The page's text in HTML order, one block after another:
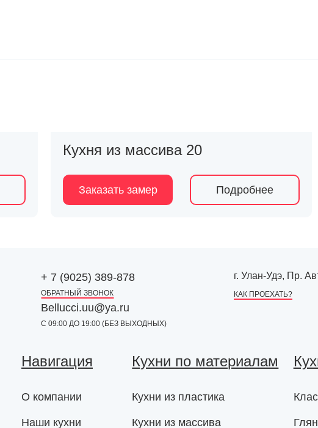
Кухня из массива 20
Заказать замер Подробнее
+ 7 (9025) 389-878
ОБРАТНЫЙ ЗВОНОК
г. Улан-Удэ, Пр.
КАК ПРОЕХАТЬ?
Bellucci.uu@ya.ru
С 09:00 ДО 19:00 (БЕЗ ВЫХОДНЫХ)
Навигация
О компании
Наши кухни
Кухни по материалам
Кухни из пластика
Кухни из массива